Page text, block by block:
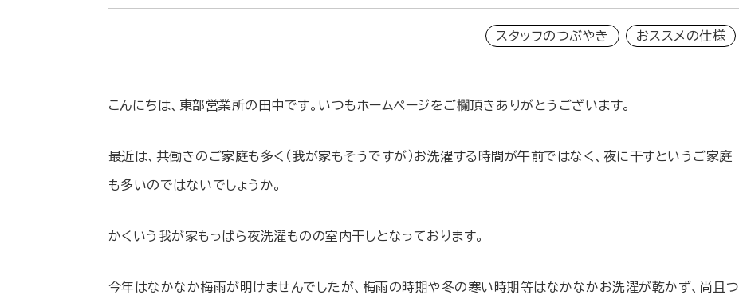
スタッフのつぶやき おススメの仕様
こんにちは、東部営業所の田中です。いつもホームページをご欄頂きありがとうございます。
最近は、共働きのご家庭も多く（我が家もそうですが）お洗濯する時間が午前ではなく、夜に干すというご家庭
も多いのではないでしょうか。
かくいう我が家もっぱら夜洗濯ものの室内干しとなっております。
今年はなかなか梅雨が明けませんでしたが、梅雨の時期や冬の寒い時期等はなかなかお洗濯が乾かず、尚且つ